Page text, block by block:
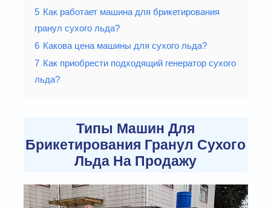
5 Как работает машина для брикетирования
гранул сухого льда?
6 Какова цена машины для сухого льда?
7 Как приобрести подходящий генератор сухого
льда?
Типы Машин Для
Брикетирования Гранул Сухого
Льда На Продажу